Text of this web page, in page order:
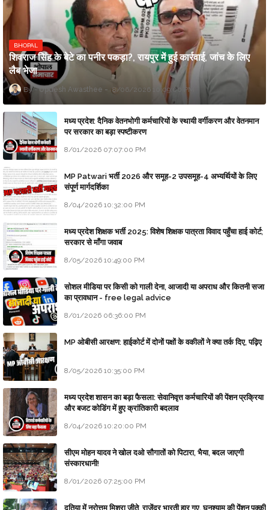
BHOPAL
शिवराज सिंह के बेटे का पनीर पकड़ा?, रायपुर में हुई कार्रवाई, जांच के लिए
लैब भेजा
Updesh Awasthee 8/06/2026 10:09:00 PM
मध्य प्रदेश: दैनिक वेतनभोगी कर्मचारियों के स्थायी वर्गीकरण और वेतनमान
पर सरकार का बड़ा स्पष्टीकरण
8/01/2026 07:07:00 PM
MP Patwari भर्ती 2026 और समूह-2 उपसमूह-4 अभ्यर्थियों के लिए
संपूर्ण मार्गदर्शिका
8/04/2026 10:32:00 PM
मध्य प्रदेश शिक्षक भर्ती 2025: विशेष शिक्षक पात्रता विवाद पहुँचा हाई कोर्ट;
सरकार से माँगा जवाब
8/05/2026 10:49:00 PM
सोशल मीडिया पर किसी को गाली देना, आजादी या अपराध और कितनी सजा
का प्रावधान - free legal advice
8/01/2026 06:36:00 PM
MP ओबीसी आरक्षण: हाईकोर्ट में दोनों पक्षों के वकीलों ने क्या तर्क दिए, पढ़िए
8/05/2026 10:35:00 PM
मध्य प्रदेश शासन का बड़ा फैसला: सेवानिवृत्त कर्मचारियों की पेंशन प्रक्रिया
और बजट कोडिंग में हुए क्रांतिकारी बदलाव
8/04/2026 10:20:00 PM
सीएम मोहन यादव ने खोल दओ सौगातों को पिटारा, भैया, बदल जाएगी
संस्कारधानी!
8/01/2026 07:25:00 PM
दतिया में नरोत्तम मिश्रा जीते, राजेंद्र भारती हार गए, घनश्याम की पेंशन पक्की